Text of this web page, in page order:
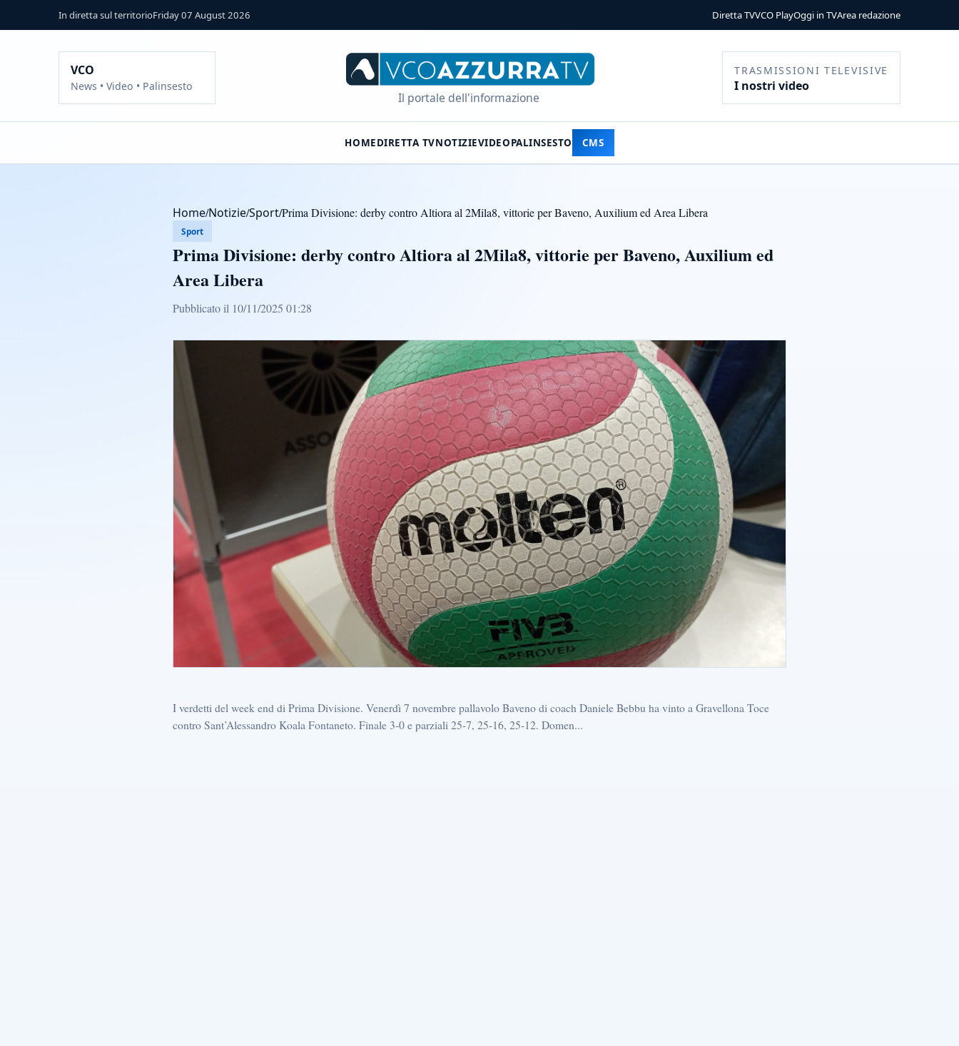
In diretta sul territorioFriday 07 August 2026 Diretta TVVCO PlayOggi in TVArea redazione
VCO
News • Video • Palinsesto
Il portale dell'informazione
TRASMISSIONI TELEVISIVE
I nostri video
HOMEDIRETTA TVNOTIZIEVIDEOPALINSESTO CMS
Home/Notizie/Sport/Prima Divisione: derby contro Altiora al 2Mila8, vittorie per Baveno, Auxilium ed Area Libera
Sport
Prima Divisione: derby contro Altiora al 2Mila8, vittorie per Baveno, Auxilium ed
Area Libera
Pubblicato il 10/11/2025 01:28
I verdetti del week end di Prima Divisione. Venerdì 7 novembre pallavolo Baveno di coach Daniele Bebbu ha vinto a Gravellona Toce
contro Sant’Alessandro Koala Fontaneto. Finale 3-0 e parziali 25-7, 25-16, 25-12. Domen...